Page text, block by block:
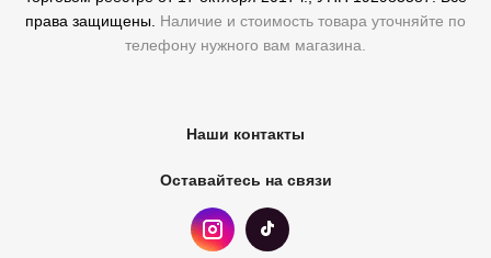
права защищены. Наличие и стоимость товара уточняйте по
телефону нужного вам магазина.
Наши контакты
Оставайтесь на связи